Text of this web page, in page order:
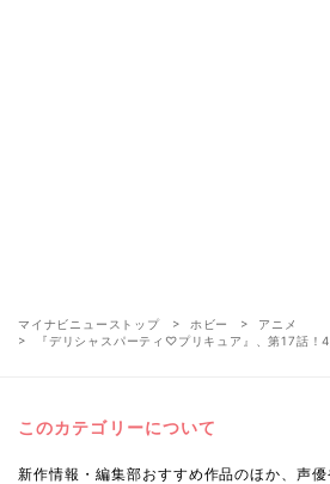
マイナビニューストップ ホビー
アニメ
『デリシャスパーティ♡プリキュア』、第17話！
このカテゴリーについて
新作情報・編集部おすすめ作品のほか、声